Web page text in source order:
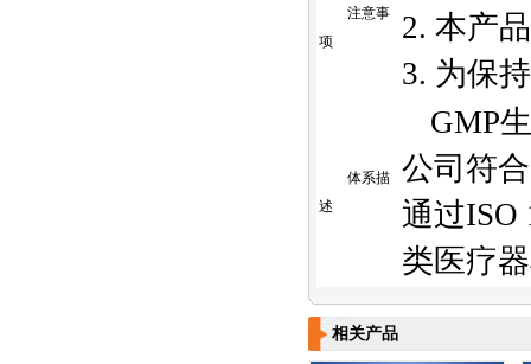
注意事
项
2. 本产
3. 为保
体系描
述
GMP
公司符
通过ISO
类医疗
相关产品